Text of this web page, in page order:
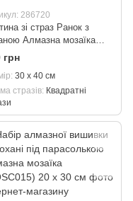
286720
зі страз Ранок з
Алмазна мозаїка
30 х 40 см
грн
30 х 40 см
стразів Квадратні